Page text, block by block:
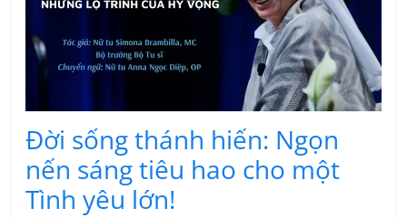
Đời sống thánh hiến: Ngọn
nến sáng tiêu hao cho một
Tình yêu lớn!